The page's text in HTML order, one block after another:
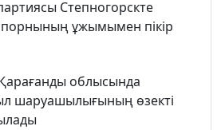
Степногорскте
ұжымымен пікір
облысында
шаруашылығының өзекті